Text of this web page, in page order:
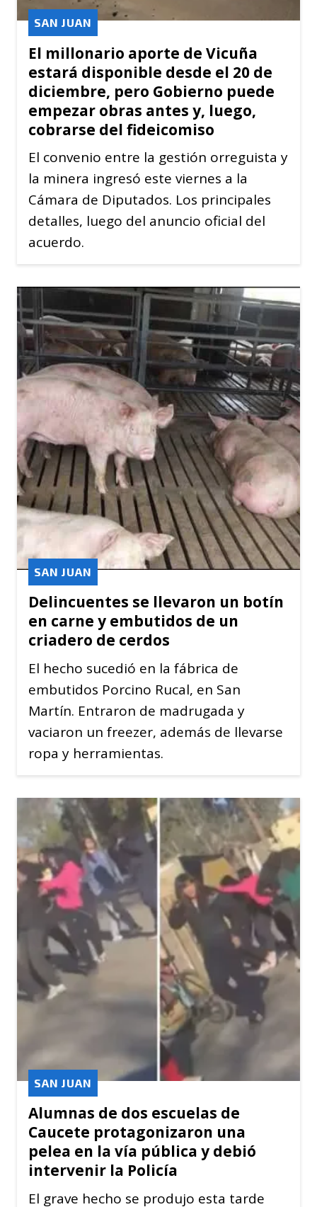
El millonario aporte de Vicuña
estará disponible desde el 20 de
diciembre, pero Gobierno puede
empezar obras antes y, luego,
cobrarse del fideicomiso
SAN JUAN
El convenio entre la gestión orreguista y
la minera ingresó este viernes a la
Cámara de Diputados. Los principales
detalles, luego del anuncio oficial del
acuerdo.
Delincuentes se llevaron un botín
en carne y embutidos de un
criadero de cerdos
SAN JUAN
El hecho sucedió en la fábrica de
embutidos Porcino Rucal, en San
Martín. Entraron de madrugada y
vaciaron un freezer, además de llevarse
ropa y herramientas.
Alumnas de dos escuelas de
Caucete protagonizaron una
pelea en la vía pública y debió
intervenir la Policía
SAN JUAN
El grave hecho se produjo esta tarde